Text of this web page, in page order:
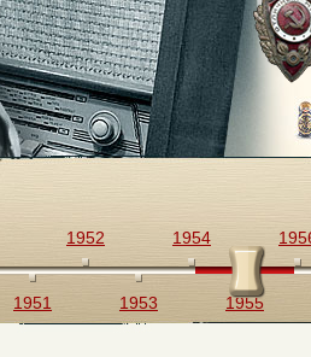
1951
1952
1953
1954
1955